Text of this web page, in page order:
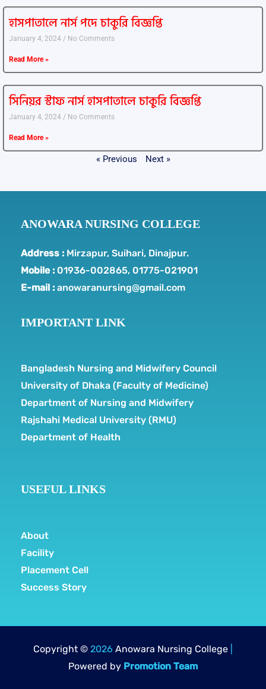
হাসপাতালে নার্স পদে চাকুরি বিজ্ঞপ্তি
January 4, 2024 No Comments
Read More »
সিনিয়র স্টাফ নার্স হাসপাতালে চাকুরি বিজ্ঞপ্তি
January 4, 2024 No Comments
Read More »
« Previous Next »
ANOWARA NURSING COLLEGE
Address : Mirzapur, Suihari, Dinajpur.
Mobile : 01936-002865, 01775-021901
E-mail : anowaranursing@gmail.com
IMPORTANT LINK
Bangladesh Nursing and Midwifery Council
University of Dhaka (Faculty of Medicine)
Department of Nursing and Midwifery
Rajshahi Medical University (RMU)
Department of Health
USEFUL LINKS
About
Facility
Placement Cell
Success Story
Copyright © 2026 Anowara Nursing College
Powered by Promotion Team